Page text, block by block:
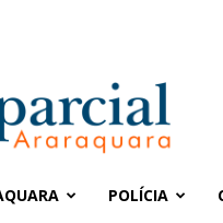
Imparcial
POLÍCIA